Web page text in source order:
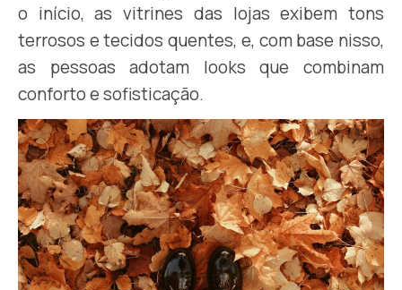
o início, as vitrines das lojas exibem tons
terrosos e tecidos quentes, e, com base nisso,
as pessoas adotam looks que combinam
conforto e sofisticação.